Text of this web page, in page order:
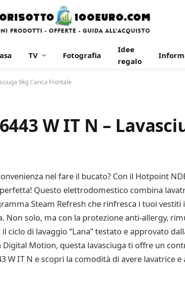
TV Fotografia
Idee
regalo
9kg Carica Frontale
W IT N –
nel fare il bucato? Con il Hotpoint
Questo elettrodomestico combina
Steam Refresh che rinfresca i tuoi vestiti
solo, ma con la protezione anti-allergy,
di lavaggio “Lana” testato e approvato
Motion, questa lavasciuga ti offre un
W IT N e scopri la comodità di avere lavatrice